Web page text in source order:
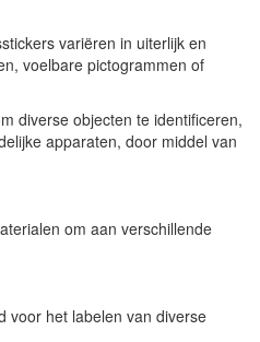
variëren in uiterlijk en
voelbare pictogrammen of
diverse objecten te identificeren,
apparaten, door middel van
om aan verschillende
voor het labelen van diverse